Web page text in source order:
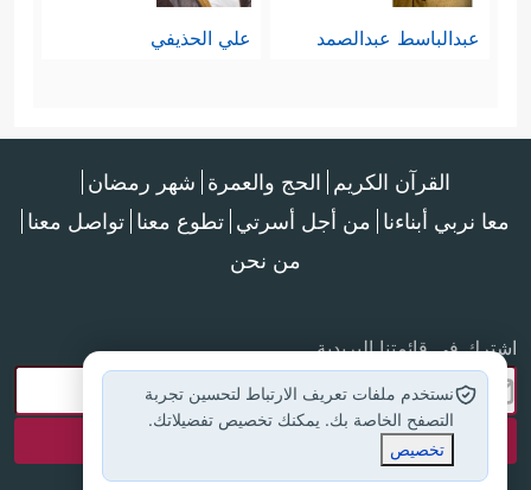
عبدالباسط عبدالصمد علي الحذيفي
القرآن الكريم الحج والعمرة شهر رمضان
معا نربي أبناءنا من أجل أسرتي تطوع معنا تواصل معنا
من نحن
اشترك في قائمتنا البريدية
نستخدم ملفات تعريف الارتباط لتحسين تجربة
التصفح الخاصة بك. يمكنك تخصيص تفضيلاتك.
تخصيص